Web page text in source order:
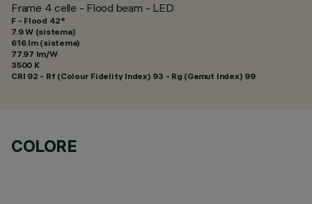
Frame 4 celle - Flood beam - LED
F - Flood 42°
7.9 W (sistema)
616 lm (sistema)
77.97 lm/W
3500 K
CRI 92 - Rf (Colour Fidelity Index) 93 - Rg (Gamut Index) 99
COLORE